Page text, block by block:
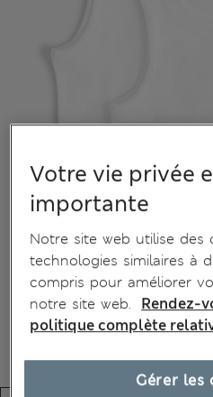
Votre vie privée
importante
Notre site web utilise des
technologies similaires à
compris pour améliorer
notre site web.
Rendez-
politique complète
Gérer les